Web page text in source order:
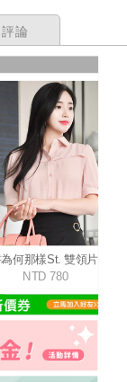
評論